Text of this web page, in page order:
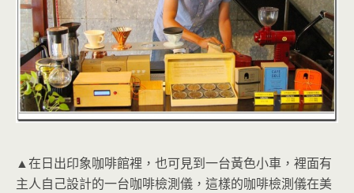
▲在日出印象咖啡館裡，也可見到一台黃色小車，裡面有
主人自己設計的一台咖啡檢測儀，這樣的咖啡檢測儀在美